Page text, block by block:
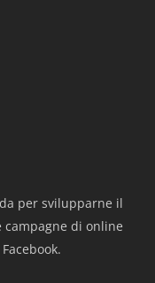
per svilupparne il
di online